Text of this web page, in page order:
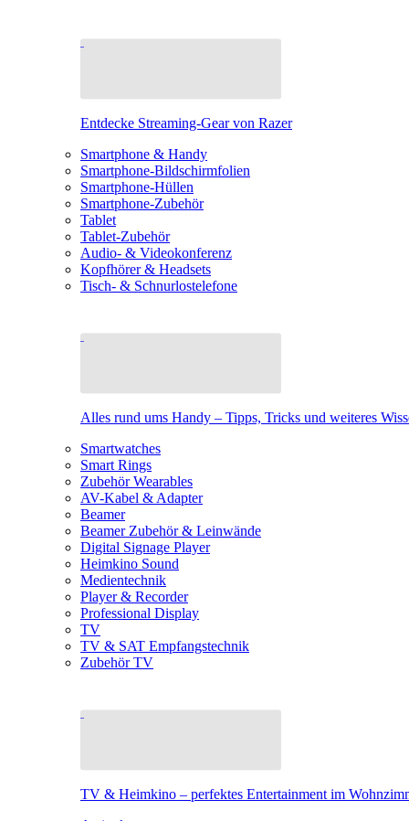
Entdecke Streaming-Gear von Razer
Smartphone & Handy
Smartphone-Bildschirmfolien
Smartphone-Hüllen
Smartphone-Zubehör
Tablet
Tablet-Zubehör
Audio- & Videokonferenz
Kopfhörer & Headsets
Tisch- & Schnurlostelefone
Alles rund ums Handy – Tipps, Tricks und weiteres
Smartwatches
Smart Rings
Zubehör Wearables
AV-Kabel & Adapter
Beamer
Beamer Zubehör & Leinwände
Digital Signage Player
Heimkino Sound
Medientechnik
Player & Recorder
Professional Display
TV
TV & SAT Empfangstechnik
Zubehör TV
TV & Heimkino – perfektes Entertainment im